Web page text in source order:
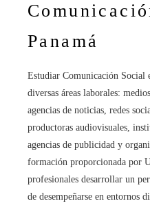
Panamá
Estudiar Comunicación Social
diversas áreas laborales:
agencias de noticias, redes
productoras audiovisuales,
agencias de publicidad y
formación proporcionada por
profesionales desarrollar un
de desempeñarse en entornos